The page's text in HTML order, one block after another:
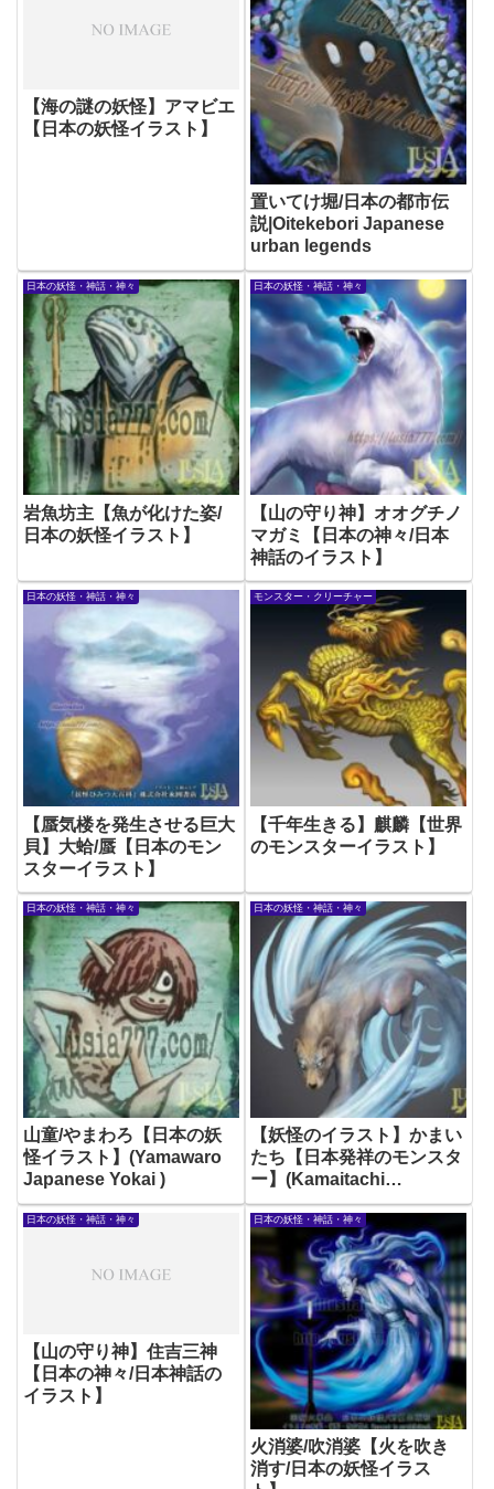
【海の謎の妖怪】アマビエ
【日本の妖怪イラスト】
置いてけ堀/日本の都市伝
説|Oitekebori Japanese
urban legends
日本の妖怪・神話・神々
岩魚坊主【魚が化けた姿/
日本の妖怪イラスト】
日本の妖怪・神話・神々
【山の守り神】オオグチノ
マガミ【日本の神々/日本
神話のイラスト】
日本の妖怪・神話・神々
【蜃気楼を発生させる巨大
貝】大蛤/蜃【日本のモン
スターイラスト】
モンスター・クリーチャー
【千年生きる】麒麟【世界
のモンスターイラスト】
日本の妖怪・神話・神々
山童/やまわろ【日本の妖
怪イラスト】(Yamawaro
Japanese Yokai )
日本の妖怪・神話・神々
【妖怪のイラスト】かまい
たち【日本発祥のモンスタ
ー】(Kamaitachi
Japanese Yokai)
日本の妖怪・神話・神々
【山の守り神】住吉三神
【日本の神々/日本神話の
イラスト】
日本の妖怪・神話・神々
火消婆/吹消婆【火を吹き
消す/日本の妖怪イラス